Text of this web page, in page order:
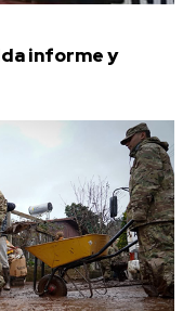
informe y